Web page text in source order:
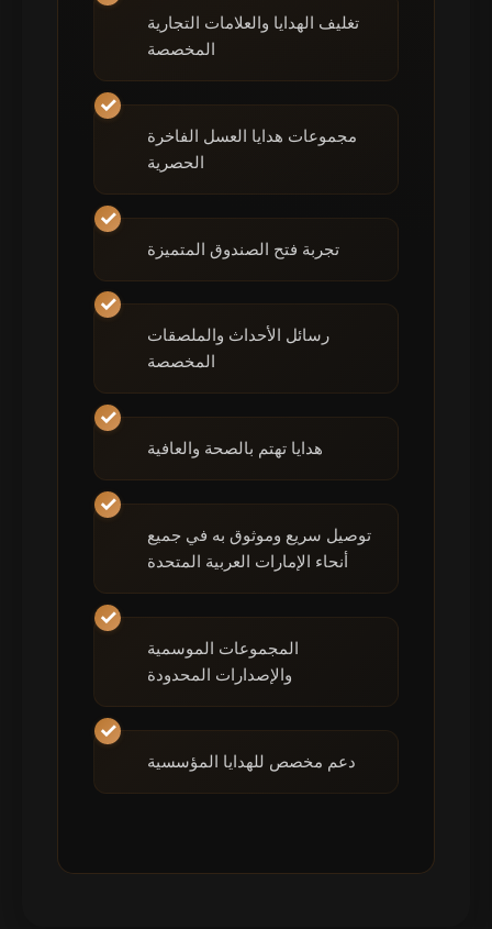
تغليف الهدايا والعلامات التجارية
المخصصة
مجموعات هدايا العسل الفاخرة
الحصرية
تجربة فتح الصندوق المتميزة
رسائل الأحداث والملصقات
المخصصة
هدايا تهتم بالصحة والعافية
توصيل سريع وموثوق به في جميع
أنحاء الإمارات العربية المتحدة
المجموعات الموسمية
والإصدارات المحدودة
دعم مخصص للهدايا المؤسسية